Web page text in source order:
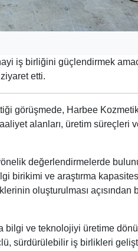
iş birliğini güçlendirmek
etti.
görüşmede, Harbee
alanları, üretim süreçleri
değerlendirmelerde
birikimi ve araştırma
oluşturulması açısından
bilgi ve teknolojiyi üretime
sürdürülebilir iş birlikleri